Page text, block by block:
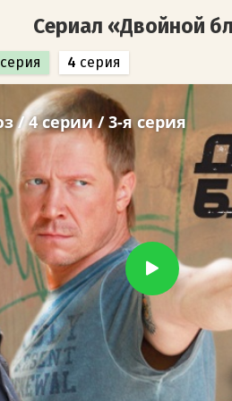
Сериал «Двойной
серия 4 серия